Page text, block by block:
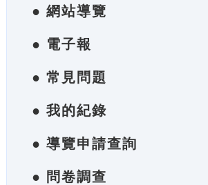
● 網站導覽
● 電子報
● 常見問題
● 我的紀錄
● 導覽申請查詢
● 問卷調查